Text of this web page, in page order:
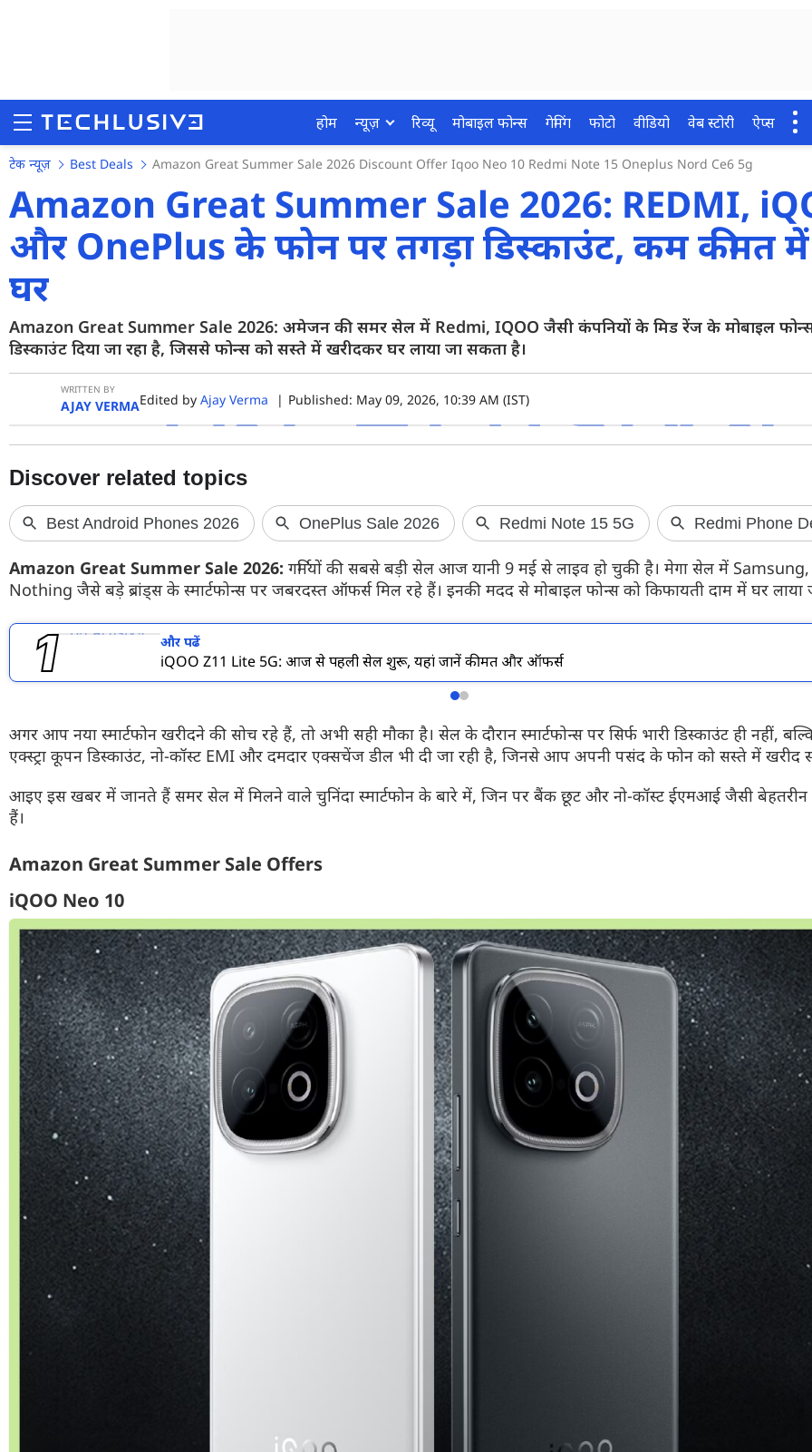
होम न्यूज़ रिव्यू मोबाइल फोन्स गेमिंग फोटो वीडियो वेब स्टोरी ऐप्स
होम
न्यूज़
मोबाइल फोन्स
फोटो
ऐप्स
डील्स
टेक न्यूज़ Best Deals Amazon Great Summer Sale 2026 Discount Offer Iqoo Neo 10 Redmi Note 15 Oneplus Nord Ce6 5g
Amazon Great Summer Sale 2026: REDMI,
और OnePlus के फोन पर तगड़ा डिस्काउंट, कम कीमत
घर
Amazon Great Summer Sale 2026: अमेजन की समर सेल में Redmi, IQOO जैसी कंपनियों के मिड रेंज के मोबाइल
डिस्काउंट दिया जा रहा है, जिससे फोन्स को सस्ते में खरीदकर घर लाया जा सकता है।
WRITTEN BY
AJAY VERMAEdited by Ajay Verma | Published: May 09, 2026, 10:39 AM (IST)
Amazon Great Summer Sale 2026: गर्मियों की सबसे बड़ी सेल आज यानी 9 मई से लाइव हो चुकी है। मेगा सेल में
Nothing जैसे बड़े ब्रांड्स के स्मार्टफोन्स पर जबरदस्त ऑफर्स मिल रहे हैं। इनकी मदद से मोबाइल फोन्स को किफायती दाम में घर लाया
और पढें
iQOO Z11 Lite 5G: आज से पहली सेल शुरू, यहां जानें कीमत और ऑफर्स
अगर आप नया स्मार्टफोन खरीदने की सोच रहे हैं, तो अभी सही मौका है। सेल के दौरान स्मार्टफोन्स पर सिर्फ भारी डिस्काउंट ही नहीं,
एक्स्ट्रा कूपन डिस्काउंट, नो-कॉस्ट EMI और दमदार एक्सचेंज डील भी दी जा रही है, जिनसे आप अपनी पसंद के फोन को सस्ते में खरीद
आइए इस खबर में जानते हैं समर सेल में मिलने वाले चुनिंदा स्मार्टफोन के बारे में, जिन पर बैंक छूट और नो-कॉस्ट ईएमआई जैसी बेहतरीन
हैं।
Amazon Great Summer Sale Offers
iQOO Neo 10
Redmi Note 17 5G भारत में हुआ
लॉन्च
Redmi Note 17 5G भारत में लॉन्च हो गया है।
इस स्मार्टफोन की सबसे बड़ी खासियत इसकी
8000mAh की बड़ी बैटरी है। जानते हैं इसकी
Airtel यूजर्स
अगर आप एयरटेल का
प्लान इस्तेमाल
है। कंपनी ने इस